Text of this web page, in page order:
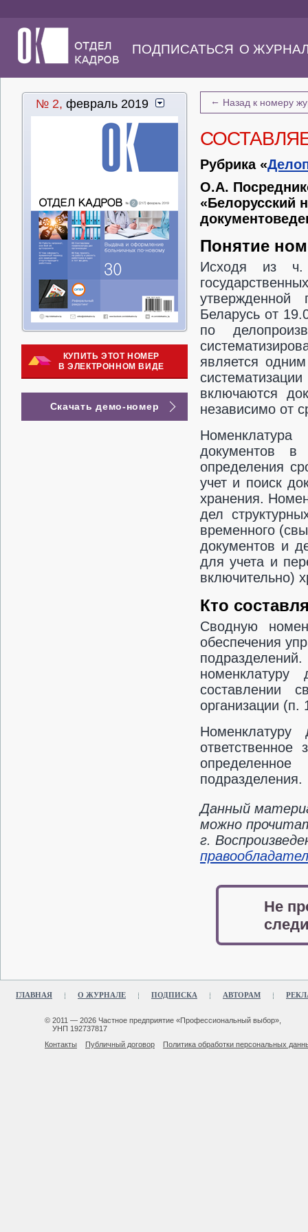
ПОДПИСАТЬСЯ О
№ 2, февраль 2019
КУПИТЬ ЭТОТ НОМЕР
В ЭЛЕКТРОННОМ ВИДЕ
Скачать демо-номер
← Назад к номеру
Рубрика «
О.А.
«Белорусский
Понятие
Исходя из ч.
утвержденной
Беларусь от
по
является
включаются
независимо от
документов в
определения
учет и поиск
хранения.
дел
временного
документов и
для учета и
включительно)
Кто
Сводную
обеспечения
составлении
организации (п.
Номенклатуру
подразделения.
Данный
можно
г.
Не
ГЛАВНАЯ О ЖУРНАЛЕ ПОДПИСКА АВТОРАМ
© 2011 — 2026 Частное предприятие «Профессиональный выбор»,
УНП 192737817
Контакты
Публичный договор Политика обработки персональных